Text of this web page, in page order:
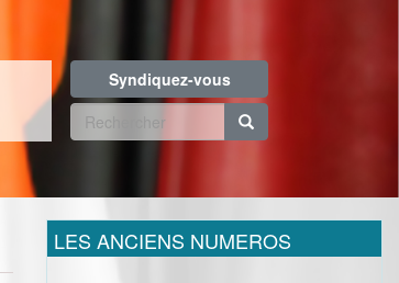
Syndiquez-vous
Formulaire
recherche
LES ANCIENS NUMEROS